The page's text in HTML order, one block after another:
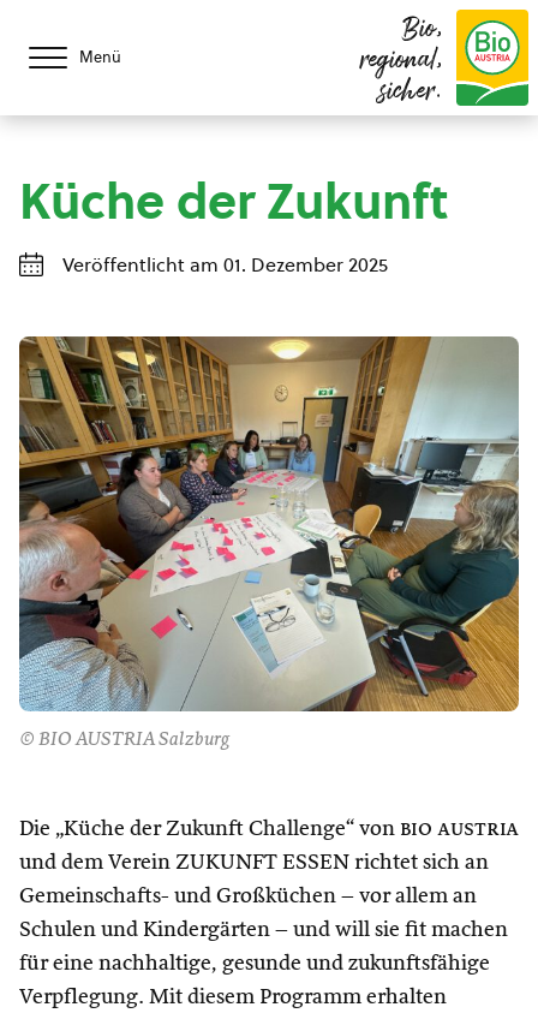
Menü
Bio,
regional,
sicher.
Küche der Zukunft
Veröffentlicht am 01. Dezember 2025
© BIO AUSTRIA Salzburg
Die „Küche der Zukunft Challenge“ von bio austria
und dem Verein ZUKUNFT ESSEN richtet sich an
Gemeinschafts- und Großküchen – vor allem an
Schulen und Kindergärten – und will sie fit machen
für eine nachhaltige, gesunde und zukunftsfähige
Verpflegung. Mit diesem Programm erhalten